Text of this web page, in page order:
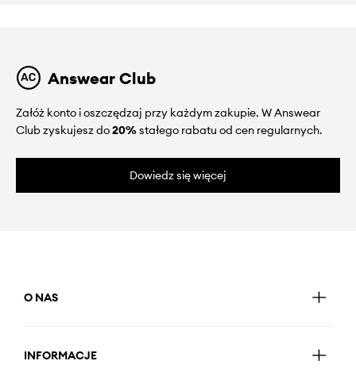
Answear Club
Załóż konto i oszczędzaj przy każdym zakupie. W Answear
Club zyskujesz do20%stałego rabatu od cen regularnych.
Dowiedz się więcej
O NAS
INFORMACJE